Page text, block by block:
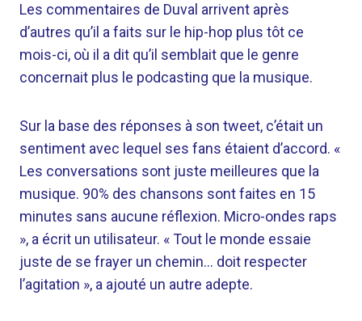
Les commentaires de Duval arrivent après
d’autres qu’il a faits sur le hip-hop plus tôt ce
mois-ci, où il a dit qu’il semblait que le genre
concernait plus le podcasting que la musique.
Sur la base des réponses à son tweet, c’était un
sentiment avec lequel ses fans étaient d’accord. «
Les conversations sont juste meilleures que la
musique. 90% des chansons sont faites en 15
minutes sans aucune réflexion. Micro-ondes raps
», a écrit un utilisateur. « Tout le monde essaie
juste de se frayer un chemin… doit respecter
l’agitation », a ajouté un autre adepte.